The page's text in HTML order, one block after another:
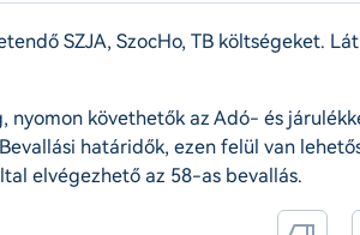
SZJA, SzocHo, TB költségeket.
nyomon követhetők az Adó- és
határidők, ezen felül van
elvégezhető az 58-as bevallás.